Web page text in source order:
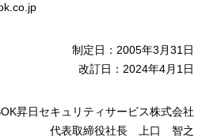
制定日：2005年3月31日
改訂日：2024年4月1日
昇日セキュリティサービス株式会社
代表取締役社長 上口 智之